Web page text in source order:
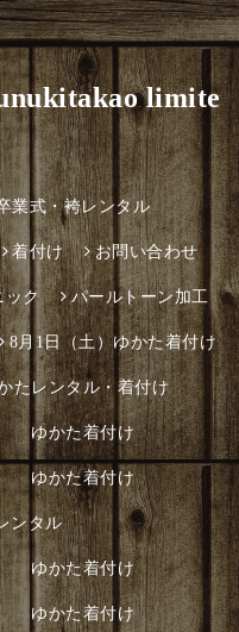
limite
業式・袴レンタル
着付け お問い合わせ
ック パールトーン加工
8月1日（土）ゆかた着付け
ンタル・着付け
かた着付け
かた着付け
ンタル
ゆかた着付け
かた着付け